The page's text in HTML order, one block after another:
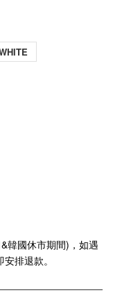
韓國休市期間)，如遇
排退款。